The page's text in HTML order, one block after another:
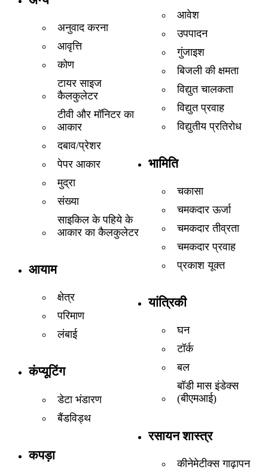
अनुवाद करना
आवृत्ति
कोण
टायर साइज
कैलकुलेटर
टीवी और मॉनिटर का
आकार
दबाव/प्रेशर
पेपर आकार
मुद्रा
संख्या
साइकिल के पहिये के
आकार का कैलकुलेटर
आयाम
क्षेत्र
परिमाण
लंबाई
कंप्यूटिंग
डेटा भंडारण
बैंडविड्थ
कपड़ा
आवेश
उपपादन
गुंजाइश
बिजली की क्षमता
विद्युत चालकता
विद्युत प्रवाह
विद्युतीय प्रतिरोध
भामिति
चकासा
चमकदार ऊर्जा
चमकदार तीव्रता
चमकदार प्रवाह
प्रकाश यूक्त
यांत्रिकी
घन
टॉर्क
बल
बॉडी मास इंडेक्स
(बीएमआई)
रसायन शास्त्र
कीनेमेटीक्स गाढ़ापन